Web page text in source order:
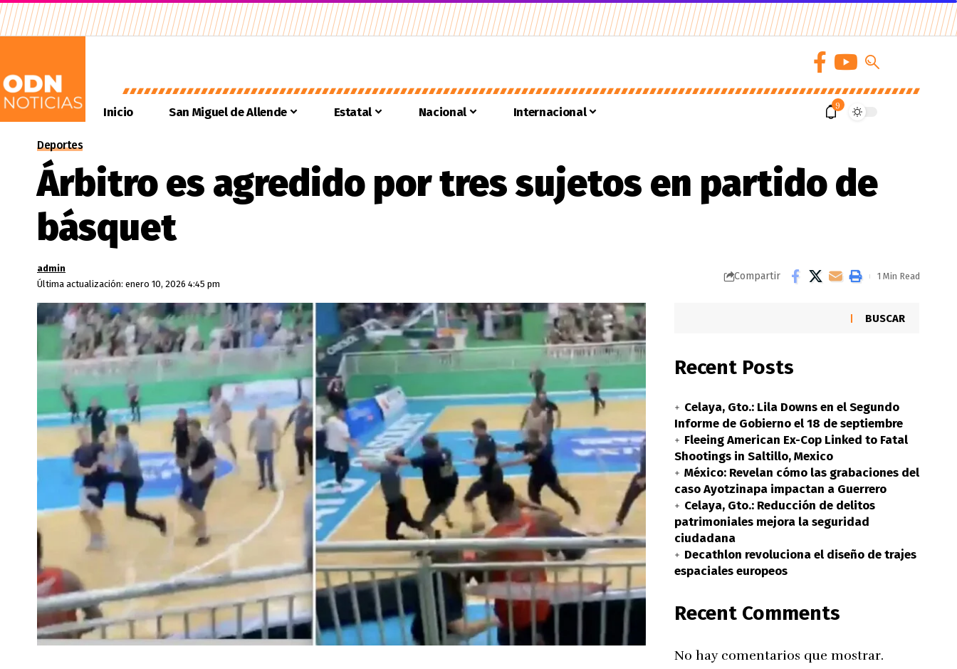
Inicio San Miguel de Allende Estatal Nacional Internacional 9
Deportes
Árbitro es agredido por tres sujetos en partido de
básquet
Última actualización: enero 10, 2026 4:45 pm
admin
Compartir 1 Min Read
BUSCAR
Recent Posts
Celaya, Gto.: Lila Downs en el Segundo
Informe de Gobierno el 18 de septiembre
Fleeing American Ex-Cop Linked to Fatal
Shootings in Saltillo, Mexico
México: Revelan cómo las grabaciones del
caso Ayotzinapa impactan a Guerrero
Celaya, Gto.: Reducción de delitos
patrimoniales mejora la seguridad
ciudadana
Decathlon revoluciona el diseño de trajes
espaciales europeos
Recent Comments
No hay comentarios que mostrar.